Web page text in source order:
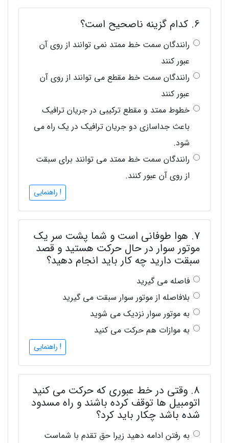
6. کدام گزینه ناصحیح است؟
رانندگان سمت خط ممتد نمی توانند از روی آن
عبور کنند
رانندگان سمت خط مقطع می توانند از روی آن
عبور کنند
خطوط ممتد و مقطع ترکیبی در جریان ترافیک
باعث جداسازی دو جریان ترافیک در یک راه می
شود.
رانندگان سمت خط ممتد می توانند برای سبقت
از روی آن عبور کنند.
! راهنمایی
7. هوا طوفانی است و شما پشت سر یک
موتور سوار در حال حرکت هستید و قصد
سبقت دارید چه کار باید انجام دهید؟
فاصله می گیرید
بلافاصله از موتور سوار سبقت می گیرید
به موتور سوار نزدیک می شوید
به موازات هم حرکت می کنید
! راهنمایی
8. وقتی در خط عبوری که حرکت می کنید
اتومبیل ها توقف کرده باشند و راه مسدود
شده باشد چکار باید کرد؟
به رفتن ادامه دهید زیرا حق تقدم با شماست